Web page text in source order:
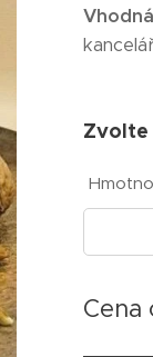
Zvolte
Cena